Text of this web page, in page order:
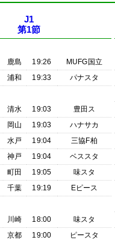
J1
第1節
鹿島 19:26
MUFG国立
浦和 19:33
パナスタ
清水 19:03
豊田ス
岡山 19:03
ハナサカ
水戸 19:04
三協F柏
神戸 19:04
ベススタ
町田 19:05
味スタ
千葉 19:19
Eピース
川崎 18:00
味スタ
京都 19:00 ピースタ